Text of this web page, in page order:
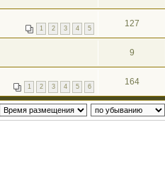
1 2 3 4 5 127
9
1 2 3 4 5 6 164